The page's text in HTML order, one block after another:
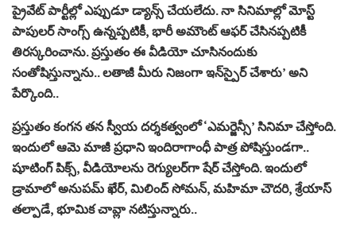
ప్రైవేట్ పార్టీల్లో ఎప్పుడూ డ్యాన్స్ చేయలేదు. నా సినిమాల్లో మోస్ట్
పాపులర్ సాంగ్స్ ఉన్నప్పటికీ, భారీ అమౌంట్ ఆఫర్ చేసినప్పటికీ
తిరస్కరించాను. ప్రస్తుతం ఈ వీడియో చూసినందుకు
సంతోషిస్తున్నాను.. లతాజీ మీరు నిజంగా ఇన్‌స్పైర్ చేశారు’ అని
పేర్కొంది..
ప్రస్తుతం కంగన తన స్వీయ దర్శకత్వంలో ‘ఎమర్జెన్సీ’ సినిమా చేస్తోంది.
ఇందులో ఆమె మాజీ ప్రధాని ఇందిరాగాంధీ పాత్ర పోషిస్తుండగా..
షూటింగ్‌ పిక్స్, వీడియోలను రెగ్యులర్‌గా షేర్ చేస్తోంది. ఇందులో
డ్రామాలో అనుపమ్ ఖేర్, మిలింద్ సోమన్, మహిమా చౌదరి, శ్రేయాస్
తల్పాడే, భూమిక చావ్లా నటిస్తున్నారు..